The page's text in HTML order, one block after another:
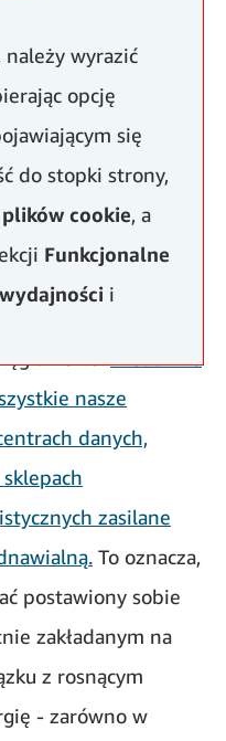
wyrazić
opcję
się
do stopki strony,
cookie, a
Funkcjonalne
i
nasze
danych,
zasilane
To oznacza,
postawiony sobie
zakładanym na
z rosnącym
- zarówno w